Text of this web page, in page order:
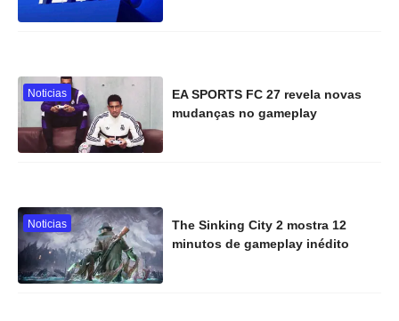
Noticias
EA SPORTS FC 27 revela novas
mudanças no gameplay
Noticias
The Sinking City 2 mostra 12
minutos de gameplay inédito